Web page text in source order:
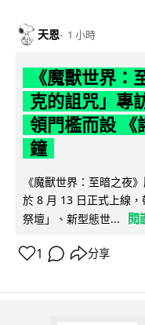
天恩 1 小時
《魔獸世界：
克的詛咒」專
領門檻而設 《
鐘
《魔獸世界：至暗之夜
於 8 月 13 日正式上線
祭壇」、新型態世...
閱
1 分享